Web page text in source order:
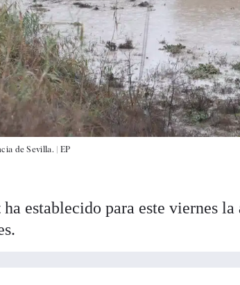
de Sevilla. | EP
ha establecido para este viernes la